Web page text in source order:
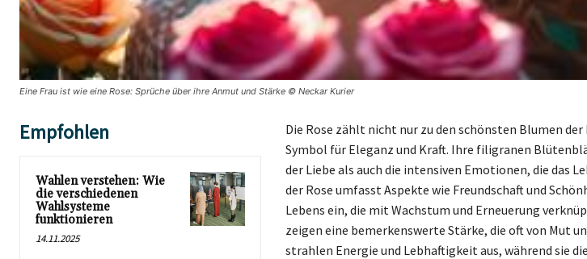
Eine Frau ist wie eine Rose: Sprüche über ihre Anmut und Stärke © Neckar Kurier
Empfohlen
Wahlen verstehen: Wie
die verschiedenen
Wahlsysteme
funktionieren
14.11.2025
Die Rose zählt nicht nur zu den schönsten Blumen
Symbol für Eleganz und Kraft. Ihre filigranen
der Liebe als auch die intensiven Emotionen, die das
der Rose umfasst Aspekte wie Freundschaft und
Lebens ein, die mit Wachstum und Erneuerung
zeigen eine bemerkenswerte Stärke, die oft von Mut
strahlen Energie und Lebhaftigkeit aus, während sie